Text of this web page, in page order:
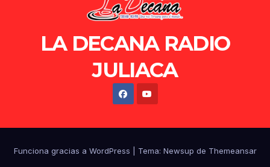
LA DECANA RADIO
JULIACA
Funciona gracias a WordPress Tema: Newsup de Themeansar